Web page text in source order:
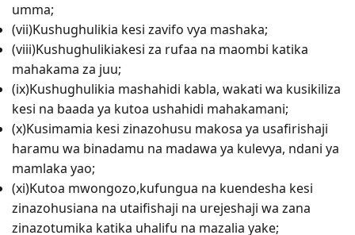
umma;
(vii)Kushughulikia kesi zavifo vya mashaka;
(viii)Kushughulikiakesi za rufaa na maombi katika
mahakama za juu;
(ix)Kushughulikia mashahidi kabla, wakati wa kusikiliza
kesi na baada ya kutoa ushahidi mahakamani;
(x)Kusimamia kesi zinazohusu makosa ya usafirishaji
haramu wa binadamu na madawa ya kulevya, ndani ya
mamlaka yao;
(xi)Kutoa mwongozo,kufungua na kuendesha kesi
zinazohusiana na utaifishaji na urejeshaji wa zana
zinazotumika katika uhalifu na mazalia yake;